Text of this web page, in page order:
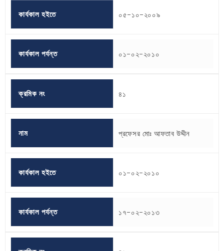
কার্যকাল হইতে ০৫-১০-২০০৯
কার্যকাল পর্যন্ত ০১-০২-২০১০
ক্রমিক নং ৪১
নাম প্রফেসর মোঃ আফতাব উদ্দীন
কার্যকাল হইতে ০১-০২-২০১০
কার্যকাল পর্যন্ত ১৭-০২-২০১৩